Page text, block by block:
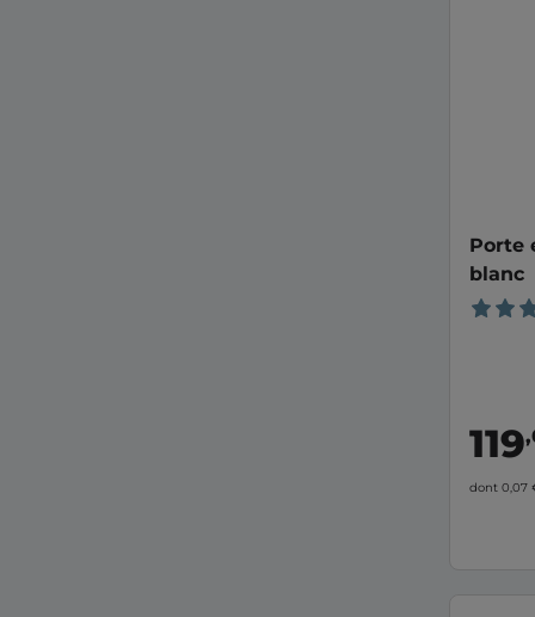
Porte
blanc
119
dont 0,07